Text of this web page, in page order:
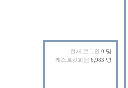
현재 로그인 0 명
캐스트킷회원 6,983 명